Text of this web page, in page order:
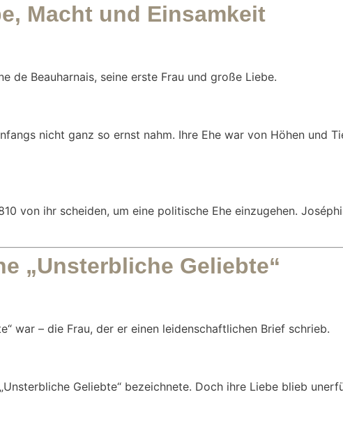
Macht und Einsamkeit
de Beauharnais, seine erste Frau und große Liebe.
nicht ganz so ernst nahm. Ihre Ehe war von Höhen und
von ihr scheiden, um eine politische Ehe einzugehen.
„Unsterbliche Geliebte“
war – die Frau, der er einen leidenschaftlichen Brief schrieb.
Geliebte“ bezeichnete. Doch ihre Liebe blieb